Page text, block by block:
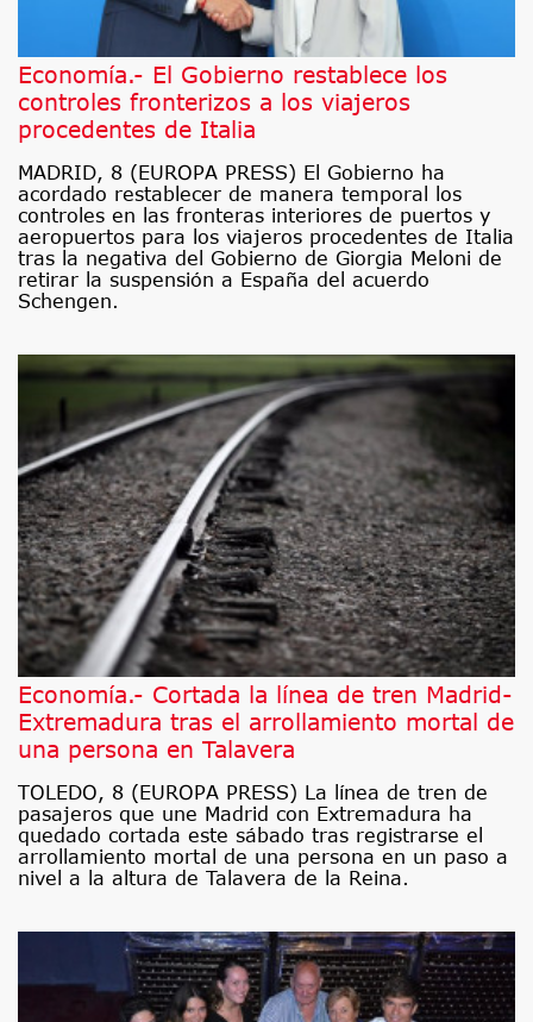
Economía.- El Gobierno restablece los
controles fronterizos a los viajeros
procedentes de Italia
MADRID, 8 (EUROPA PRESS) El Gobierno ha
acordado restablecer de manera temporal los
controles en las fronteras interiores de puertos y
aeropuertos para los viajeros procedentes de Italia
tras la negativa del Gobierno de Giorgia Meloni de
retirar la suspensión a España del acuerdo
Schengen.
Economía.- Cortada la línea de tren Madrid-
Extremadura tras el arrollamiento mortal de
una persona en Talavera
TOLEDO, 8 (EUROPA PRESS) La línea de tren de
pasajeros que une Madrid con Extremadura ha
quedado cortada este sábado tras registrarse el
arrollamiento mortal de una persona en un paso a
nivel a la altura de Talavera de la Reina.